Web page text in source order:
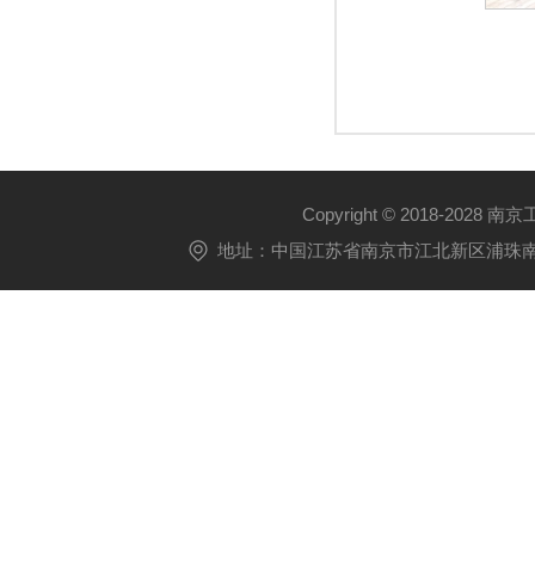
Copyright © 2018-2028 南京
地址：中国江苏省南京市江北新区浦珠